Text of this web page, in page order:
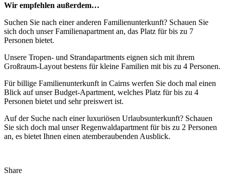
Wir empfehlen außerdem…
Suchen Sie nach einer anderen Familienunterkunft? Schauen Sie
sich doch unser Familienapartment an, das Platz für bis zu 7
Personen bietet.
Unsere Tropen- und Strandapartments eignen sich mit ihrem
Großraum-Layout bestens für kleine Familien mit bis zu 4 Personen.
Für billige Familienunterkunft in Cairns werfen Sie doch mal einen
Blick auf unser Budget-Apartment, welches Platz für bis zu 4
Personen bietet und sehr preiswert ist.
Auf der Suche nach einer luxuriösen Urlaubsunterkunft? Schauen
Sie sich doch mal unser Regenwaldapartment für bis zu 2 Personen
an, es bietet Ihnen einen atemberaubenden Ausblick.
Share